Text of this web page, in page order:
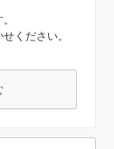
ください。